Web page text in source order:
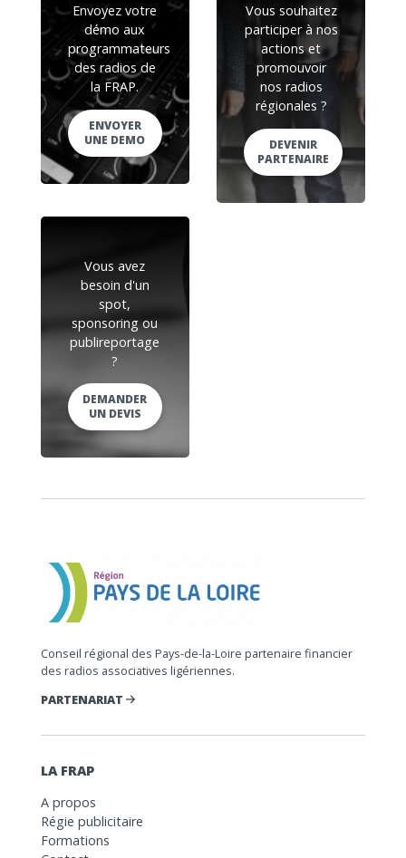
Envoyez votre
démo aux
programmateurs
des radios de
la FRAP.
ENVOYER
UNE DEMO
Vous souhaitez
participer à nos
actions et
promouvoir
nos radios
régionales ?
DEVENIR
PARTENAIRE
Vous avez
besoin d'un
spot,
sponsoring ou
publireportage
?
DEMANDER
UN DEVIS
Conseil régional des Pays-de-la-Loire partenaire financier
des radios associatives ligériennes.
PARTENARIAT
LA FRAP
A propos
Régie publicitaire
Formations